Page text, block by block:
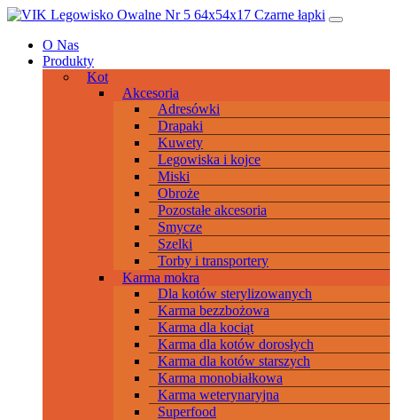
Przeskocz
treści
Main
Navigation
O Nas
Produkty
Kot
Akcesoria
Adresówki
Drapaki
Kuwety
Legowiska i kojce
Miski
Obroże
Pozostałe akcesoria
Smycze
Szelki
Torby i transportery
Karma mokra
Dla kotów sterylizowanych
Karma bezzbożowa
Karma dla kociąt
Karma dla kotów dorosłych
Karma dla kotów starszych
Karma monobiałkowa
Karma weterynaryjna
Superfood